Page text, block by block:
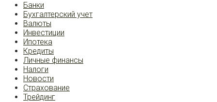
Банки
Бухгалтерский учет
Валюты
Инвестиции
Ипотека
Кредиты
Личные финансы
Налоги
Новости
Страхование
Трейдинг